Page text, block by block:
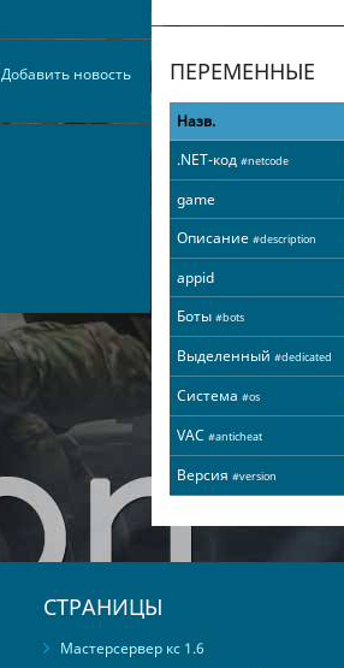
Добавить новость ПЕРЕМЕННЫЕ
Назв.
.NET-код #netcode
game
Описание #description
appid
Боты #bots
Выделенный #dedicated
Система #os
VAC #anticheat
Версия #version
СТРАНИЦЫ
Мастерсервер кс 1.6